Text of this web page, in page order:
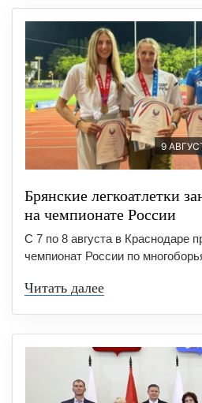
9
Брянские легкоатлетки
на чемпионате России
С 7 по 8 августа в Краснодаре
чемпионат России по
Читать далее